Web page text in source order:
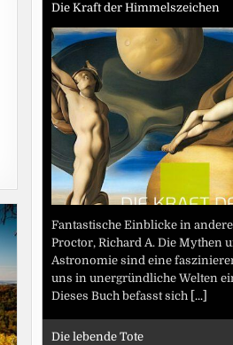
Die Kraft der Himmelszeichen
Fantastische Einblicke in
Proctor, Richard A. Die Mythen
Astronomie sind eine
uns in unergründliche Welten
Dieses Buch befasst sich [...]
Die lebende Tote